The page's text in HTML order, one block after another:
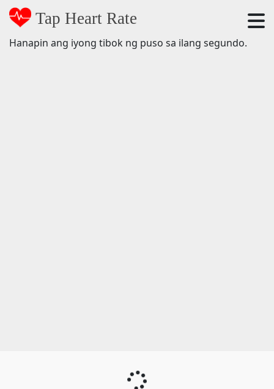
Tap Heart Rate
Hanapin ang iyong tibok ng puso sa ilang segundo.